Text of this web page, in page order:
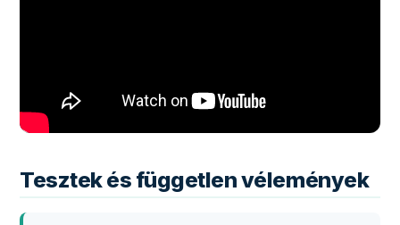
Tesztek és független vélemények